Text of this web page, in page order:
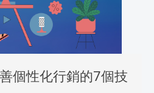
個性化行銷的7個技